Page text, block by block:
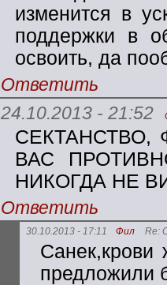
изменится в
поддержки в
освоить, да
Ответить
24.10.2013 - 21:52
СЕКТАНСТВО,
ВАС
НИКОГДА НЕ
Ответить
30.10.2013 - 17:11 Фил Re:
предложили